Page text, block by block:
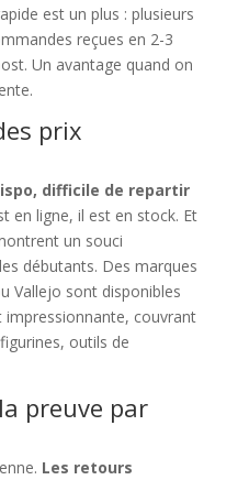
est un plus : plusieurs
reçues en 2-3
Un avantage quand on
prix
difficile de repartir
en ligne, il est en stock. Et
un souci
débutants. Des marques
Vallejo sont disponibles
impressionnante, couvrant
outils de
preuve par
Les retours